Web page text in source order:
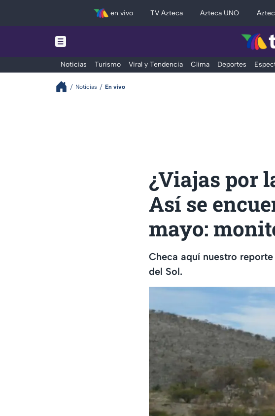
en vivo TV Azteca Azteca UNO
Noticias Turismo Viral y Tendencia Clima Deportes
Noticias En vivo
¿Viajas por
Así se
mayo:
Checa aquí nuestro
del Sol.